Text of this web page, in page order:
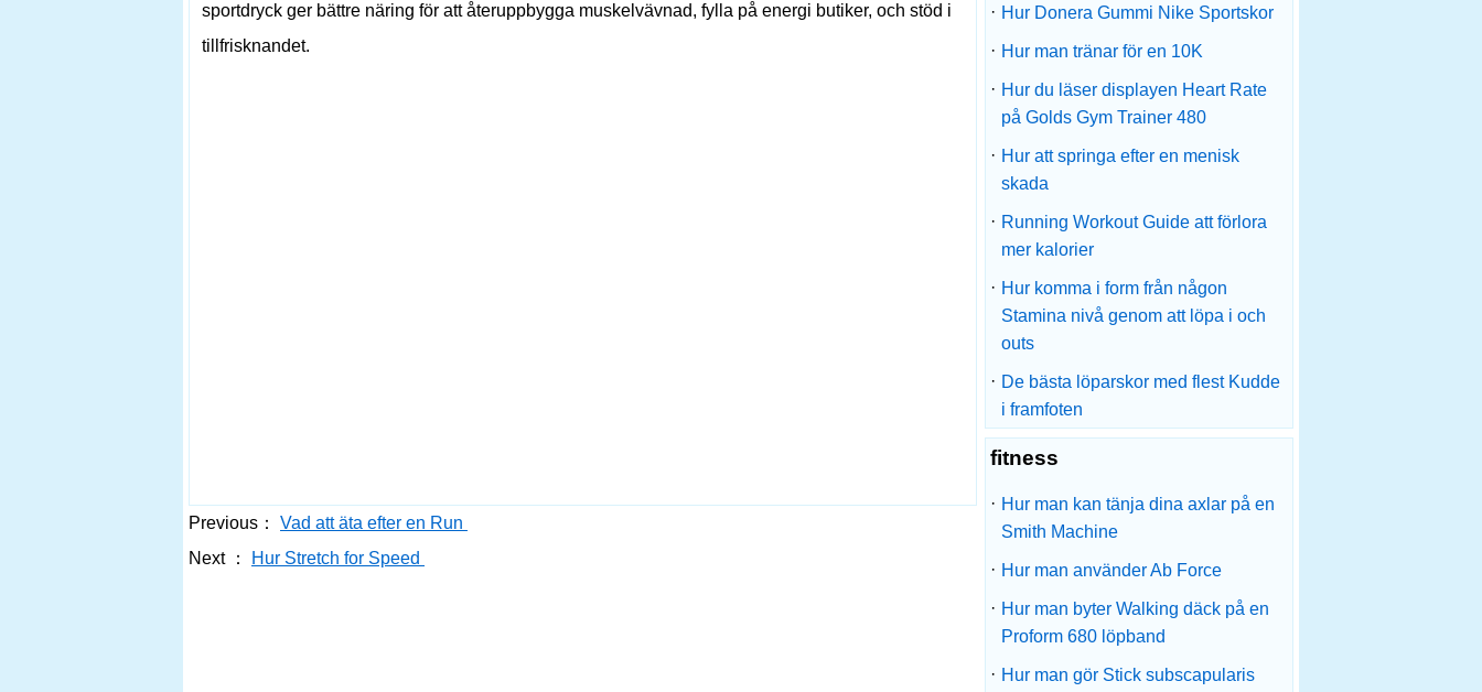
sportdryck ger bättre näring för att återuppbygga muskelvävnad, fylla på energi butiker, och stöd i
tillfrisknandet.
Previous：
Vad att äta efter en Run
Next ：
Hur Stretch for Speed ​​
· Hur Donera Gummi Nike Sportskor
· Hur man tränar för en 10K
· Hur du läser displayen Heart Rate
på Golds Gym Trainer 480
· Hur att springa efter en menisk
skada
· Running Workout Guide att förlora
mer kalorier
· Hur komma i form från någon
Stamina nivå genom att löpa i och
outs
· De bästa löparskor med flest Kudde
i framfoten
fitness
· Hur man kan tänja dina axlar på en
Smith Machine
· Hur man använder Ab Force
· Hur man byter Walking däck på en
Proform 680 löpband
· Hur man gör Stick subscapularis